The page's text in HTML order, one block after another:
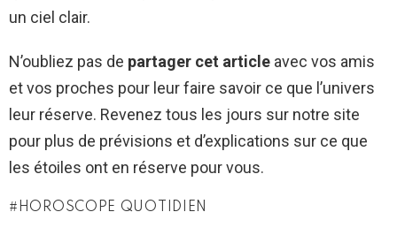
un ciel clair.
N’oubliez pas de partager cet article avec vos amis
et vos proches pour leur faire savoir ce que l’univers
leur réserve. Revenez tous les jours sur notre site
pour plus de prévisions et d’explications sur ce que
les étoiles ont en réserve pour vous.
HOROSCOPE QUOTIDIEN